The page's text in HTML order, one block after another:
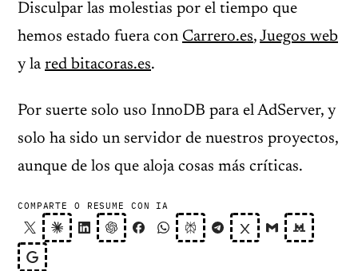
Disculpar las molestias por el tiempo que
hemos estado fuera con Carrero.es, Juegos web
y la red bitacoras.es.
Por suerte solo uso InnoDB para el AdServer, y
solo ha sido un servidor de nuestros proyectos,
aunque de los que aloja cosas más críticas.
COMPARTE O RESUME CON IA